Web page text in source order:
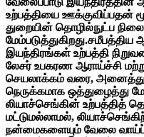
உற்பத்தியை ஊக்குவிப்பதன்
துறையின் தொழில்நுட்ப
இயந்திரங்கள் உற்பத்தி
லேசர் உபகரண ஆராய்ச்சி
செயலாக்கம் வரை, அனைத்து
நெருக்கமாக ஒத்துழைத்து
லியாச்செங்கின் உற்பத்தித்
மட்டுமல்லாமல்,
நன்மைகளையும் வேலை